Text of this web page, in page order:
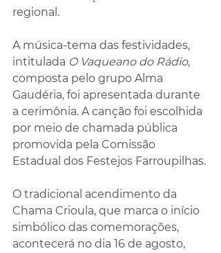
regional.
A música-tema das festividades,
intitulada O Vaqueano do Rádio,
composta pelo grupo Alma
Gaudéria, foi apresentada durante
a cerimônia. A canção foi escolhida
por meio de chamada pública
promovida pela Comissão
Estadual dos Festejos Farroupilhas.
O tradicional acendimento da
Chama Crioula, que marca o início
simbólico das comemorações,
acontecerá no dia 16 de agosto,